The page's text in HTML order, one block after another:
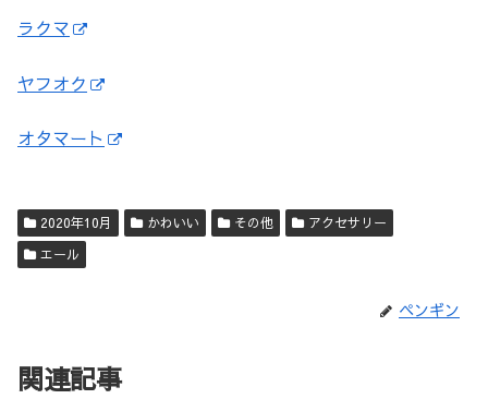
ラクマ
ヤフオク
オタマート
2020年10月 かわいい その他
アクセサリー
エール
ペンギン
関連記事